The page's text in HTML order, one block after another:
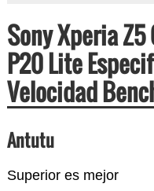
Sony Xperia
P20 Lite
Velocidad
Antutu
Superior es mejor